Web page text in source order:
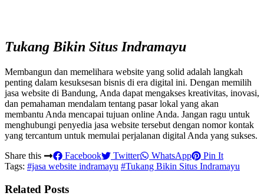
Tukang Bikin Situs Indramayu
Membangun dan memelihara website yang solid adalah langkah
penting dalam kesuksesan bisnis di era digital ini. Dengan memilih
jasa website di Bandung, Anda dapat mengakses kreativitas, inovasi,
dan pemahaman mendalam tentang pasar lokal yang akan
membantu Anda mencapai tujuan online Anda. Jangan ragu untuk
menghubungi penyedia jasa website tersebut dengan nomor kontak
yang tercantum untuk memulai perjalanan digital Anda yang sukses.
Share this
Facebook Twitter WhatsApp
Pin It
Tags: #jasa website indramayu #Tukang Bikin Situs Indramayu
Related Posts